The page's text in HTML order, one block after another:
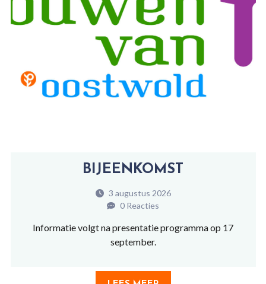
BIJEENKOMST
3 augustus 2026
0 Reacties
Informatie volgt na presentatie programma op 17
september.